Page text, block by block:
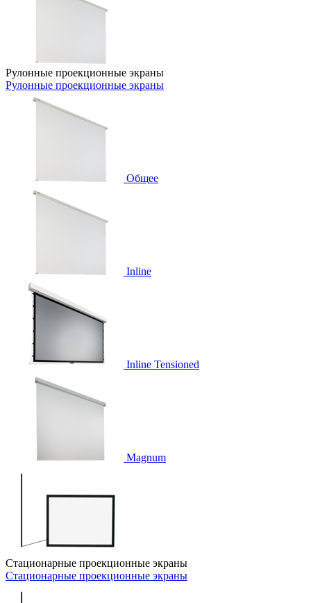
Рулонные проекционные экраны
Рулонные проекционные экраны
Общее
Inline
Inline Tensioned
Magnum
Стационарные проекционные экраны
Стационарные проекционные экраны